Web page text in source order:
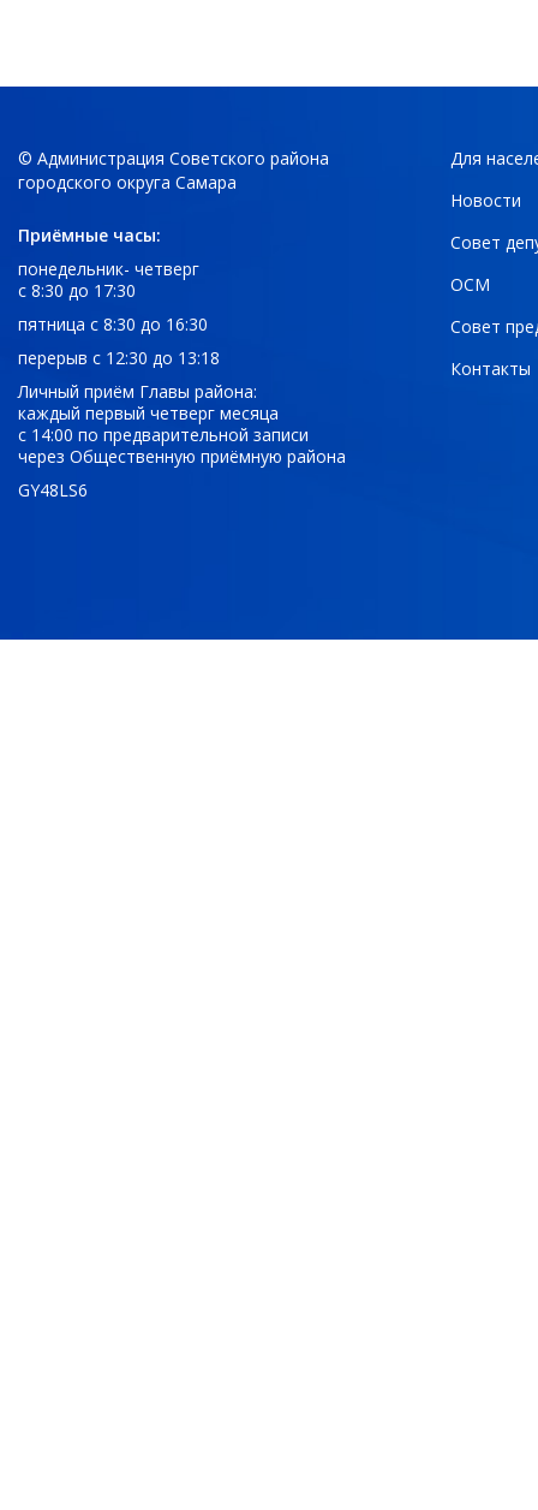
© Администрация Советского района
городского округа Самара
Приёмные часы:
понедельник- четверг
с 8:30 до 17:30
пятница с 8:30 до 16:30
перерыв с 12:30 до 13:18
Личный приём Главы района:
каждый первый четверг месяца
с 14:00 по предварительной записи
через Общественную приёмную района
GY48LS6
Для
Новости
Совет
ОСМ
Совет
Контакты